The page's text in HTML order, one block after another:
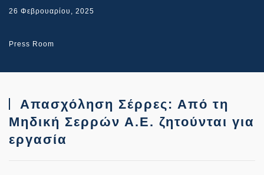
26 Φεβρουαρίου, 2025
Press Room
Απασχόληση Σέρρες: Από τη
Μηδική Σερρών Α.Ε. ζητούνται για
εργασία